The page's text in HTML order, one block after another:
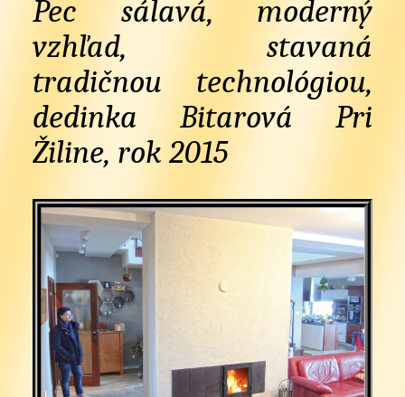
Pec sálavá, moderný
vzhľad, stavaná
tradičnou technológiou,
dedinka Bitarová Pri
Žiline, rok 2015